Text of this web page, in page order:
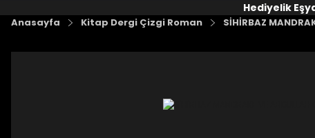
Hediyelik
Anasayfa Kitap Dergi Çizgi Roman SİHİRBAZ